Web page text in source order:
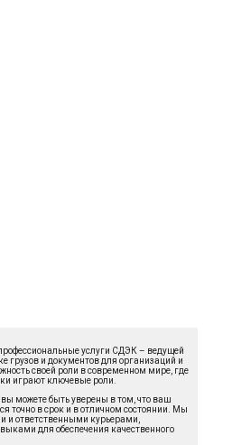
услуги СДЭК – ведущей
грузов и документов для организаций и
своей роли в современном мире, где
играют ключевые роли.
можете быть уверены в том, что ваш
точно в срок и в отличном состоянии. Мы
ответственными курьерами,
для обеспечения качественного